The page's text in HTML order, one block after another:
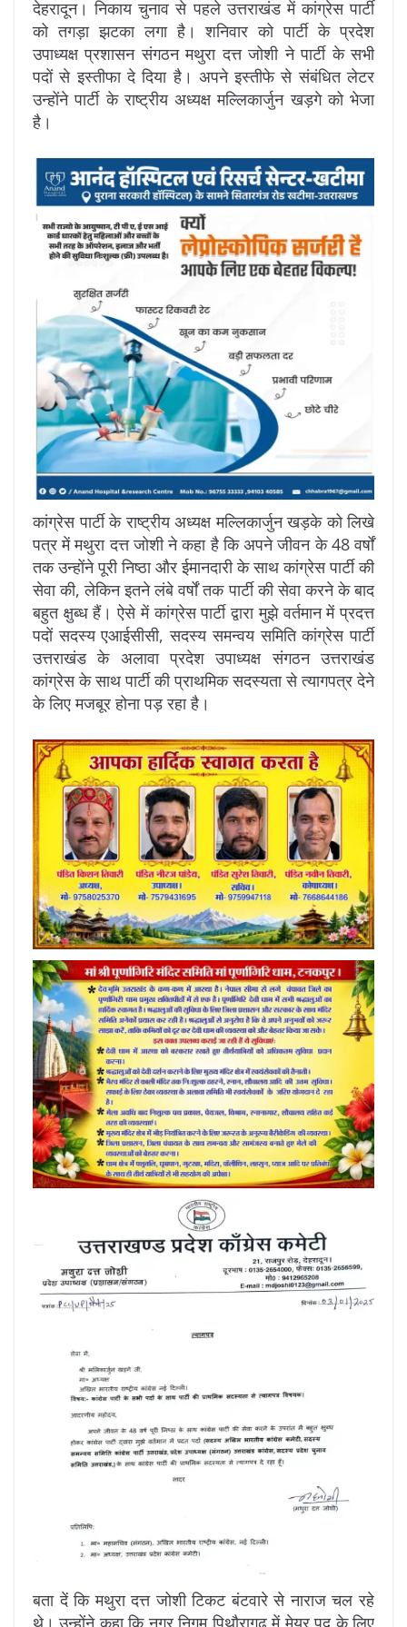
देहरादून। निकाय चुनाव से पहले उत्तराखंड में कांग्रेस पार्टी
को तगड़ा झटका लगा है। शनिवार को पार्टी के प्रदेश
उपाध्यक्ष प्रशासन संगठन मथुरा दत्त जोशी ने पार्टी के सभी
पदों से इस्तीफा दे दिया है। अपने इस्तीफे से संबंधित लेटर
उन्होंने पार्टी के राष्ट्रीय अध्यक्ष मल्लिकार्जुन खड़गे को भेजा
है।
कांग्रेस पार्टी के राष्ट्रीय अध्यक्ष मल्लिकार्जुन खड़के को लिखे
पत्र में मथुरा दत्त जोशी ने कहा है कि अपने जीवन के 48 वर्षों
तक उन्होंने पूरी निष्ठा और ईमानदारी के साथ कांग्रेस पार्टी की
सेवा की, लेकिन इतने लंबे वर्षों तक पार्टी की सेवा करने के बाद
बहुत क्षुब्ध हैं। ऐसे में कांग्रेस पार्टी द्वारा मुझे वर्तमान में प्रदत्त
पदों सदस्य एआईसीसी, सदस्य समन्वय समिति कांग्रेस पार्टी
उत्तराखंड के अलावा प्रदेश उपाध्यक्ष संगठन उत्तराखंड
कांग्रेस के साथ पार्टी की प्राथमिक सदस्यता से त्यागपत्र देने
के लिए मजबूर होना पड़ रहा है।
बता दें कि मथुरा दत्त जोशी टिकट बंटवारे से नाराज चल रहे
थे। उन्होंने कहा कि नगर निगम पिथौरागढ़ में मेयर पद के लिए